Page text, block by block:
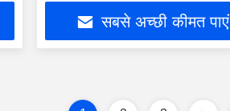
सबसे अच्छी कीमत पाएं